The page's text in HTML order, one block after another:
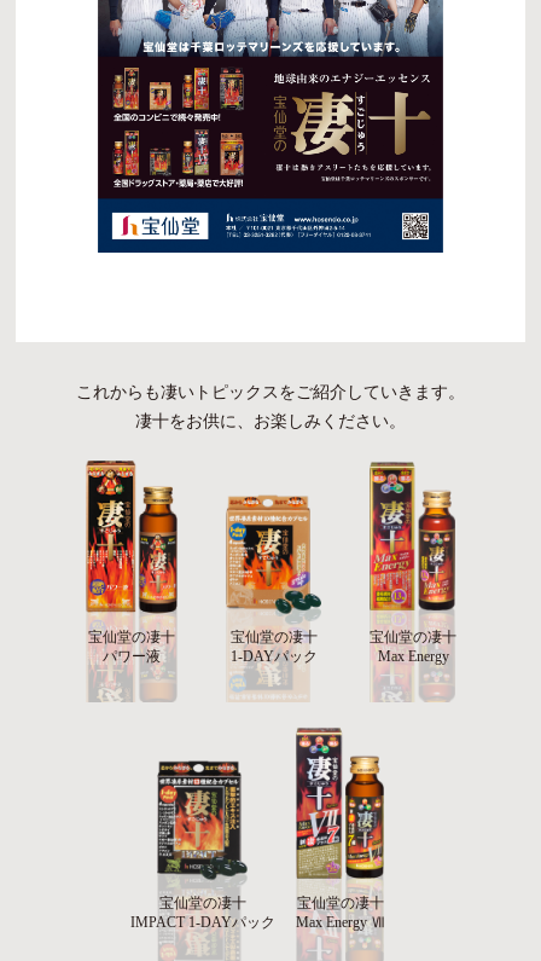
これからも凄いトピックスをご紹介していきます。
凄十をお供に、お楽しみください。
宝仙堂の凄十
パワー液
宝仙堂の凄十
1-DAYパック
宝仙堂の凄十
Max Energy
宝仙堂の凄十
IMPACT 1-DAYパック
宝仙堂の凄十
Max Energy Ⅶ